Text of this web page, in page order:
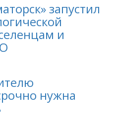
запустил
и
нужна